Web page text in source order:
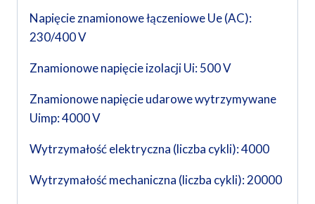
Napięcie znamionowe łączeniowe Ue (AC):
230/400 V
Znamionowe napięcie izolacji Ui: 500 V
Znamionowe napięcie udarowe wytrzymywane
Uimp: 4000 V
Wytrzymałość elektryczna (liczba cykli): 4000
Wytrzymałość mechaniczna (liczba cykli): 20000